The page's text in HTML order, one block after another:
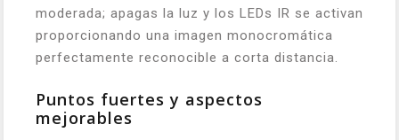
moderada; apagas la luz y los LEDs IR se activan
proporcionando una imagen monocromática
perfectamente reconocible a corta distancia.
Puntos fuertes y aspectos
mejorables